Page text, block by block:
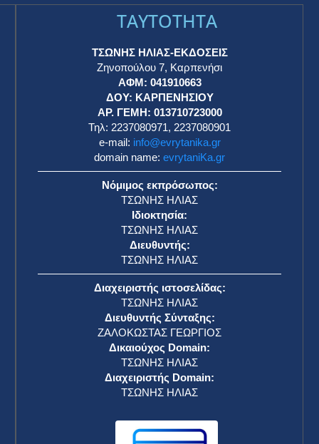
TAYTOTHTA
ΤΣΩΝΗΣ ΗΛΙΑΣ-ΕΚΔΟΣΕΙΣ
Ζηνοπούλου 7, Καρπενήσι
ΑΦΜ: 041910663
ΔΟΥ: ΚΑΡΠΕΝΗΣΙΟΥ
ΑΡ. ΓΕΜΗ: 013710723000
Τηλ: 2237080971, 2237080901
e-mail: info@evrytanika.gr
domain name: evrytaniKa.gr
Νόμιμος εκπρόσωπος:
ΤΣΩΝΗΣ ΗΛΙΑΣ
Ιδιοκτησία:
ΤΣΩΝΗΣ ΗΛΙΑΣ
Διευθυντής:
ΤΣΩΝΗΣ ΗΛΙΑΣ
Διαχειριστής ιστοσελίδας:
ΤΣΩΝΗΣ ΗΛΙΑΣ
Διευθυντής Σύνταξης:
ΖΑΛΟΚΩΣΤΑΣ ΓΕΩΡΓΙΟΣ
Δικαιούχος Domain:
ΤΣΩΝΗΣ ΗΛΙΑΣ
Διαχειριστής Domain:
ΤΣΩΝΗΣ ΗΛΙΑΣ